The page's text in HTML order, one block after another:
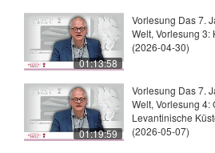
01:13:58
Vorlesung Das 7.
Welt, Vorlesung
(2026-04-30)
01:19:59
Vorlesung Das 7.
Welt, Vorlesung 4:
Levantinische
(2026-05-07)